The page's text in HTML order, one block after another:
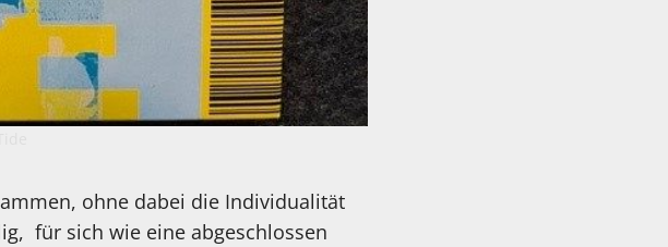
ohne dabei die Individualität
für sich wie eine abgeschlossen